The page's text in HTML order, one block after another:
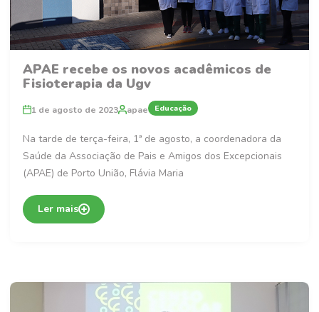
APAE recebe os novos acadêmicos de
Fisioterapia da Ugv
1 de agosto de 2023 apae Educação
Na tarde de terça-feira, 1ª de agosto, a coordenadora da
Saúde da Associação de Pais e Amigos dos Excepcionais
(APAE) de Porto União, Flávia Maria
Ler mais